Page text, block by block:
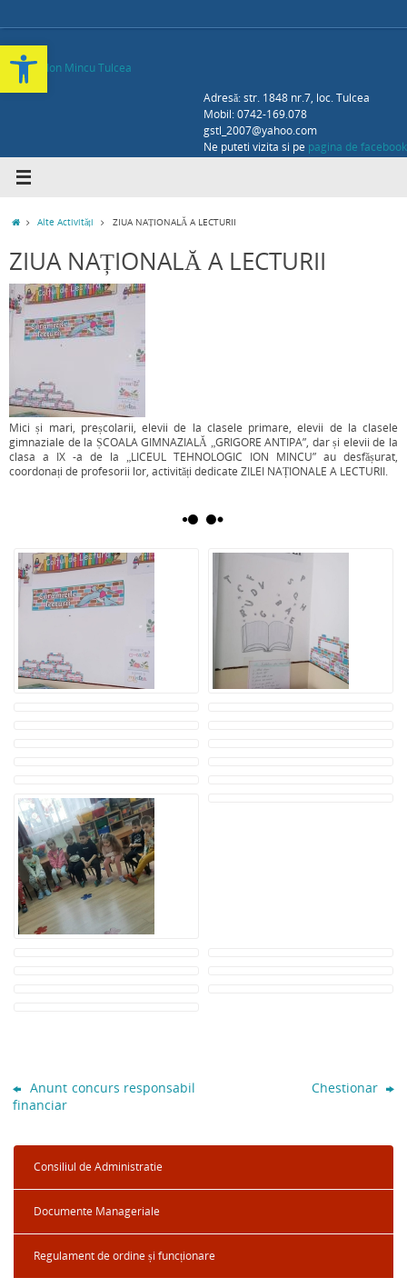
Adresă: str. 1848 nr.7, loc. Tulcea
Mobil: 0742-169.078
gstl_2007@yahoo.com
Ne puteti vizita si pe pagina de facebook
Alte Activități ZIUA NAȚIONALĂ A LECTURII
ZIUA NAȚIONALĂ A LECTURII
Mici și mari, preșcolarii, elevii de la clasele primare, elevii de la clasele
gimnaziale de la ȘCOALA GIMNAZIALĂ „GRIGORE ANTIPA”, dar și elevii de la
clasa a IX -a de la „LICEUL TEHNOLOGIC ION MINCU” au desfășurat,
coordonați de profesorii lor, activități dedicate ZILEI NAȚIONALE A LECTURII.
Anunt concurs responsabil
financiar
Chestionar
Consiliul de Administratie
Documente Manageriale
Regulament de ordine și funcționare
Deschide bara de unelte